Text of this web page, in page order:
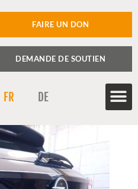
FAIRE UN DON
DEMANDE DE SOUTIEN
FR DE